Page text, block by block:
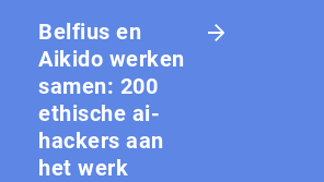
Belfius en
Aikido werken
samen: 200
ethische ai-
hackers aan
het werk